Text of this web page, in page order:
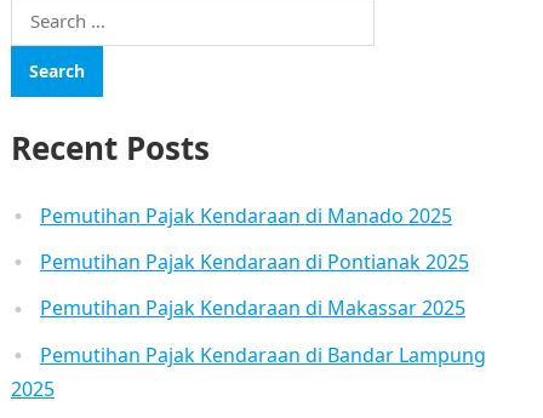
Search
for:
Recent Posts
Pemutihan Pajak Kendaraan di Manado 2025
Pemutihan Pajak Kendaraan di Pontianak 2025
Pemutihan Pajak Kendaraan di Makassar 2025
Pemutihan Pajak Kendaraan di Bandar Lampung
2025